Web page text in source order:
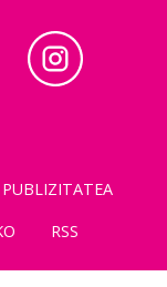
PUBLIZITATEA
RSS